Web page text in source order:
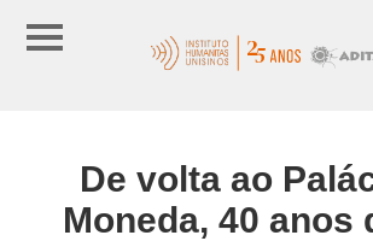
De volta ao
Moneda, 40 anos